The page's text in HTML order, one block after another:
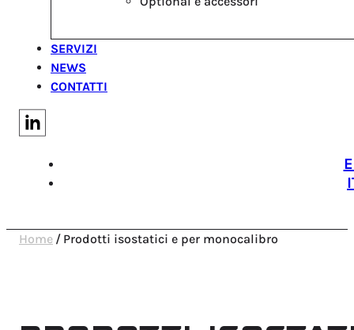
SERVIZI
NEWS
CONTATTI
Home / Prodotti isostatici e per monocalibro